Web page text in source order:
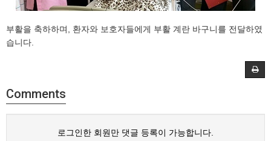
부활을 축하하며, 환자와 보호자들에게 부활 계란 바구니를 전달하였
습니다.
Comments
로그인한 회원만 댓글 등록이 가능합니다.